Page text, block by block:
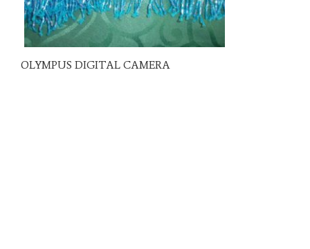
OLYMPUS DIGITAL CAMERA